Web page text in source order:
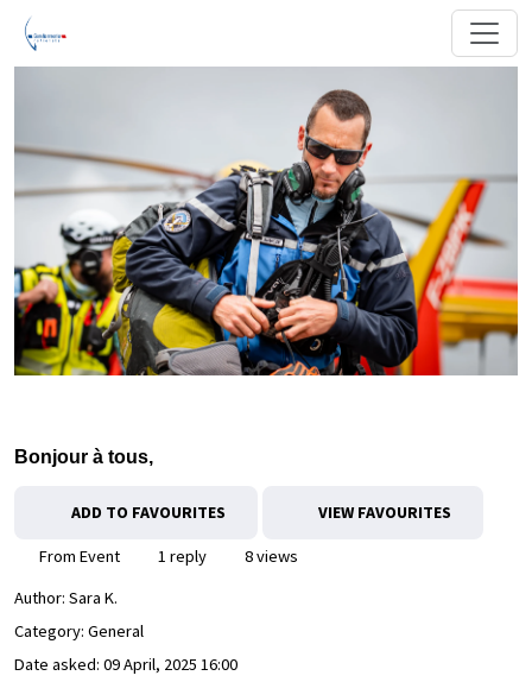
Bonjour à tous,
ADD TO FAVOURITES VIEW FAVOURITES
From Event 1 reply
8 views
Author: Sara K.
Category: General
Date asked: 09 April, 2025 16:00